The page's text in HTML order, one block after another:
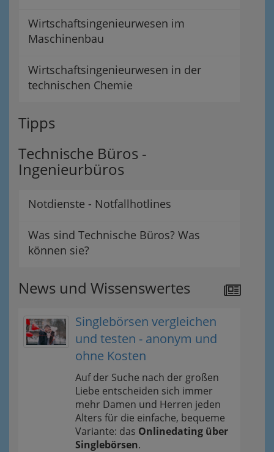
Wirtschaftsingenieurwesen im
Maschinenbau
Wirtschaftsingenieurwesen in der
technischen Chemie
Tipps
Technische Büros -
Ingenieurbüros
Notdienste - Notfallhotlines
Was sind Technische Büros? Was
können sie?
News und Wissenswertes
Singlebörsen vergleichen
und testen - anonym und
ohne Kosten
Auf der Suche nach der großen
Liebe entscheiden sich immer
mehr Damen und Herren jeden
Alters für die einfache, bequeme
Variante: das Onlinedating über
Singlebörsen.